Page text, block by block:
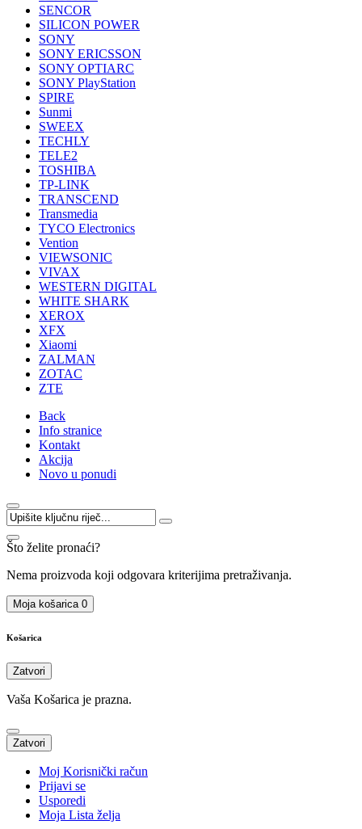
SENCOR
SILICON POWER
SONY
SONY ERICSSON
SONY OPTIARC
SONY PlayStation
SPIRE
Sunmi
SWEEX
TECHLY
TELE2
TOSHIBA
TP-LINK
TRANSCEND
Transmedia
TYCO Electronics
Vention
VIEWSONIC
VIVAX
WESTERN DIGITAL
WHITE SHARK
XEROX
XFX
Xiaomi
ZALMAN
ZOTAC
ZTE
Back
Info stranice
Kontakt
Akcija
Novo u ponudi
Što želite pronaći?
Nema proizvoda koji odgovara kriterijima pretraživanja.
Moja košarica 0
Košarica
Zatvori
Vaša Košarica je prazna.
Zatvori
Moj Korisnički račun
Prijavi se
Usporedi
Moja Lista želja